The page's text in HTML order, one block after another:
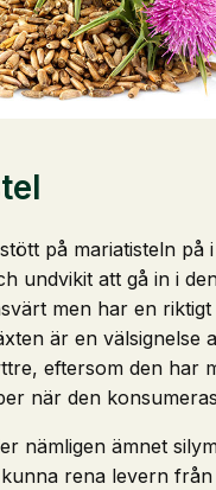
på mariatisteln på
undvikit att gå in i
men har en
är en välsignelse
eftersom den har
när den
nämligen ämnet
rena levern från